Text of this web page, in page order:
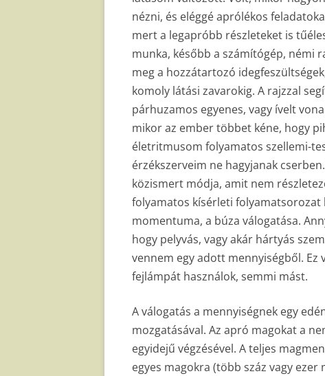
nézni, és eléggé aprólékos
mert a legapróbb részleteket is
munka, később a számítógép, némi
meg a hozzátartozó
komoly látási zavarokig. A rajzzal
párhuzamos egyenes, vagy ívelt
mikor az ember többet kéne, hogy
életritmusom folyamatos szellemi-
érzékszerveim ne hagyjanak
közismert módja, amit nem
folyamatos kísérleti folyamatsorozat
momentuma, a búza válogatása.
hogy pelyvás, vagy akár hártyás
vennem egy adott mennyiségből. Ez
fejlámpát használok, semmi mást.
A válogatás a mennyiségnek egy
mozgatásával. Az apró magokat a
egyidejű végzésével. A teljes
egyes magokra (több száz vagy ezer